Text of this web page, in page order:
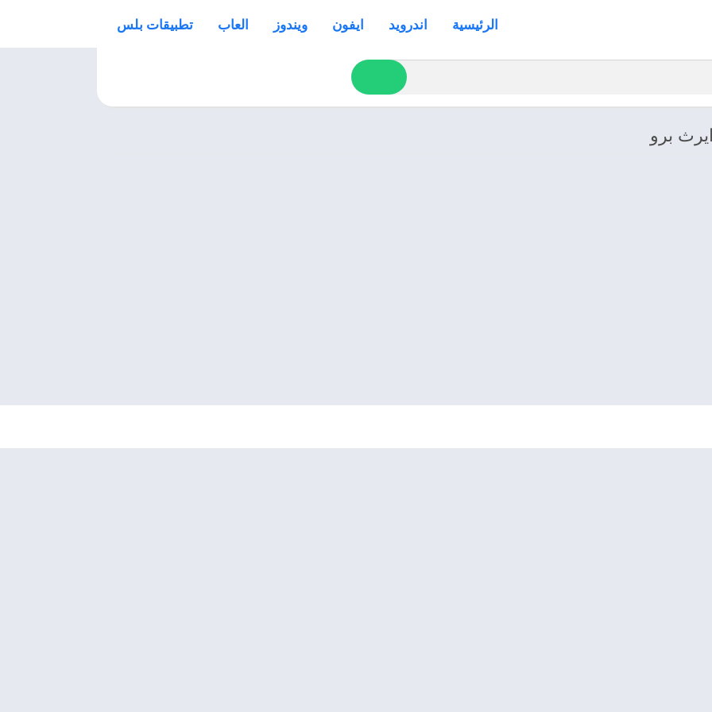
الرئيسية اندرويد ايفون ويندوز العاب تطبيقات بلس
برو